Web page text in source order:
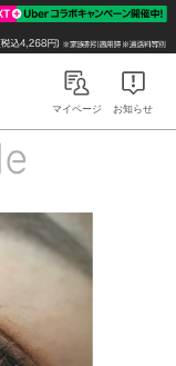
RAXYマイページ お知らせ